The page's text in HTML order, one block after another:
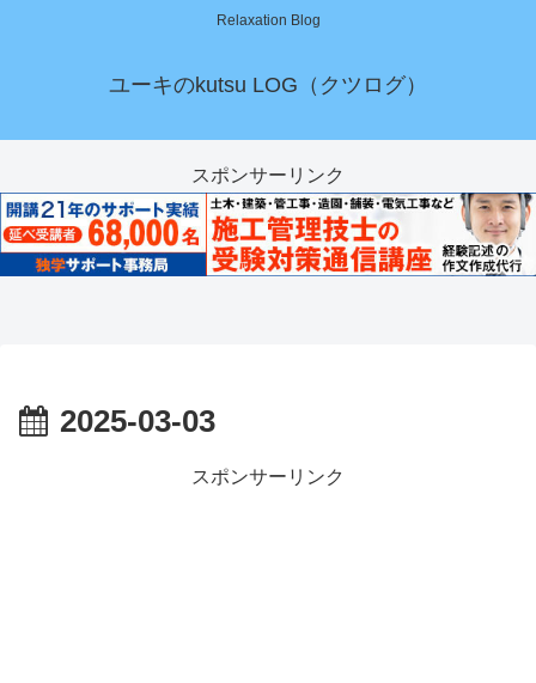
Relaxation Blog
ユーキのkutsu LOG（クツログ）
スポンサーリンク
2025-03-03
スポンサーリンク